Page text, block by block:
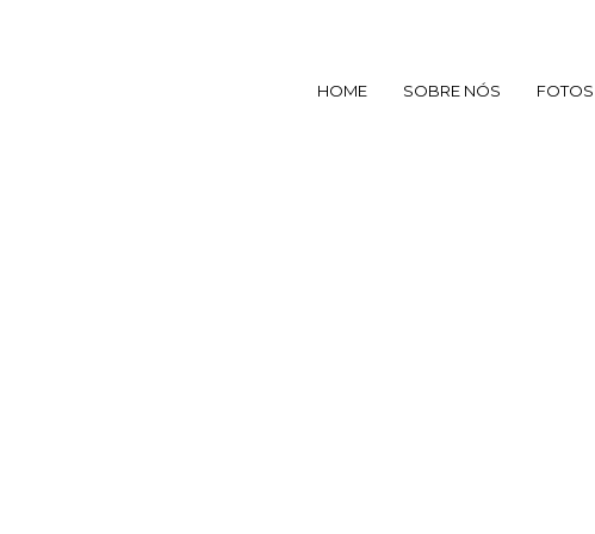
HOME SOBRE NÓS FOTOS